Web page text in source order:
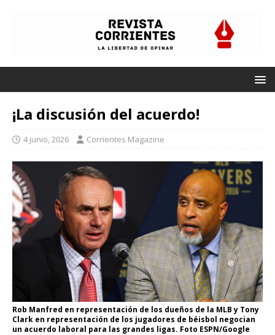
¡La discusión del acuerdo!
4 junio, 2026 Corrientes Magazine
Rob Manfred en representación de los dueños de la MLB y Tony
Clark en representación de los jugadores de béisbol negocian
un acuerdo laboral para las grandes ligas. Foto ESPN/Google